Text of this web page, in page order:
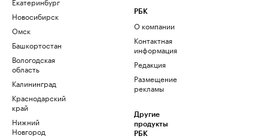
Новосибирск
Омск
Башкортостан
Вологодская
область
Калининград
Краснодарский
край
Нижний
Новгород
РБК
О компании
Контактная
информация
Редакция
Размещение
рекламы
Другие
продукты
РБК